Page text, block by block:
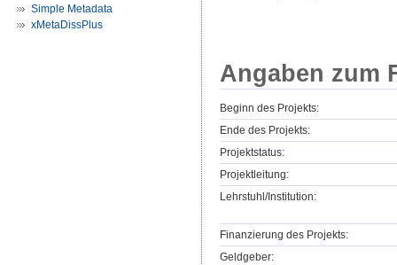
Simple Metadata
xMetaDissPlus
Angaben zum
Beginn des Projekts:
Ende des Projekts:
Projektstatus:
Projektleitung:
Lehrstuhl/Institution:
Finanzierung des Projekts:
Geldgeber: